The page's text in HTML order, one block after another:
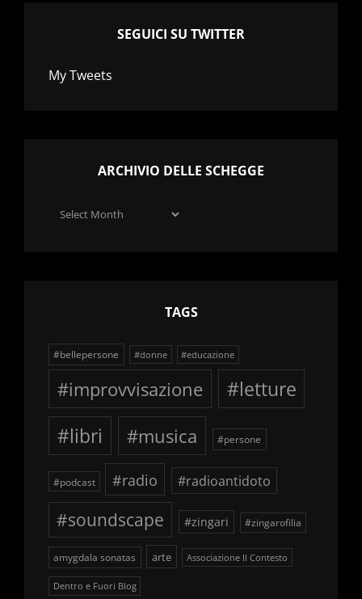
SEGUICI SU TWITTER
My Tweets
ARCHIVIO DELLE SCHEGGE
Archivio
TAGS
#bellepersone #donne #educazione
#improvvisazione
#letture
#libri
#musica #persone
#podcast #radio #radioantidoto
#soundscape #zingari #zingarofilia
amygdala sonatas arte Associazione Il Contesto
Dentro e Fuori Blog